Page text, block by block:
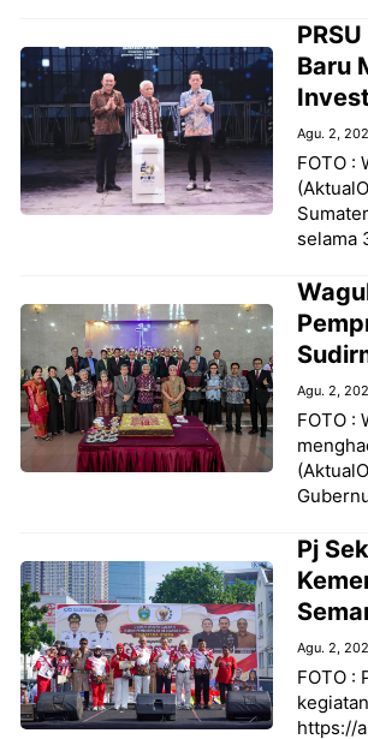
Baru
Agu. 2,
FOTO :
selama
Agu. 2,
FOTO :
Pj
Agu. 2,
FOTO :
https://